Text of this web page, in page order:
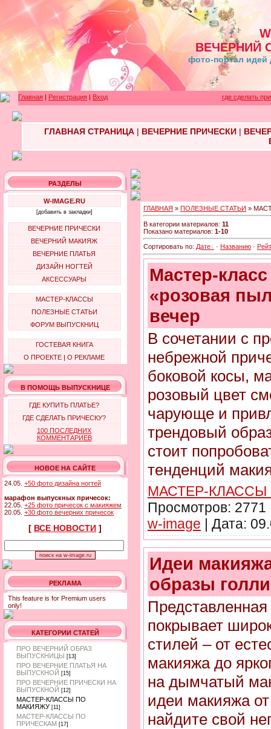
ВЕЧЕРНИЙ
фото-портал идей
Главная | Регистрация | Вход где сделать
ГЛАВНАЯ СТРАНИЦА| ВЕЧЕРНИЕ ПРИЧЕСКИ|
РАЗДЕЛЫ
W-IMAGE.RU
[добавить в закладки]
ВЕЧЕРНИЕ ПРИЧЕСКИ
ВЕЧЕРНИЙ МАКИЯЖ
ВЕЧЕРНИЕ ПЛАТЬЯ
ДИЗАЙН НОГТЕЙ
АКСЕССУАРЫ
МАСТЕР-КЛАССЫ
ПОЛЕЗНЫЕ СТАТЬИ
ФОРУМ ВЫПУСКНИЦ
ГОСТЕВАЯ КНИГА
О ПРОЕКТЕ | О РЕКЛАМЕ
В ПОМОЩЬ ВЫПУСКНИЦЕ
ГДЕ КУПИТЬ ПЛАТЬЕ?
ГДЕ СДЕЛАТЬ ПРИЧЕСКУ?
100 ПОСЛЕДНИХ
КОММЕНТАРИЕВ
НОВОЕ НА САЙТЕ
24.05. +50 фото дизайна ногтей
марафон выпускных причесок:
22.05. +25 фото причесок с макияжем
20.05. +30 фото вечерних причесок
[ ВСЕ НОВОСТИ ]
РЕКЛАМА
This feature is for Premium users
only!
КАТЕГОРИИ СТАТЕЙ
ПРО ВЕЧЕРНИЙ ОБРАЗ
ВЫПУСКНИЦЫ [13]
ПРО ВЕЧЕРНИЕ ПЛАТЬЯ НА
ВЫПУСКНОЙ [15]
ПРО ВЕЧЕРНИЕ ПРИЧЕСКИ НА
ВЫПУСКНОЙ [12]
МАСТЕР-КЛАССЫ ПО
МАКИЯЖУ [11]
МАСТЕР-КЛАССЫ ПО
ПРИЧЕСКАМ [17]
ГЛАВНАЯ » ПОЛЕЗНЫЕ СТАТЬИ »
В категории материалов: 11
Показано материалов: 1-10
Сортировать по: Дате · Названию ·
Мастер-
«розовая
вечер
В сочетании с
небрежной
боковой косы,
розовый цвет
чарующе и
трендовый
стоит
тенденций
МАСТЕР-
Просмотров: 2771
w-image | Дата:
Идеи
образы
покрывает
стилей – от
макияжа до
на дымчатый
идеи макияжа от
найдите свой